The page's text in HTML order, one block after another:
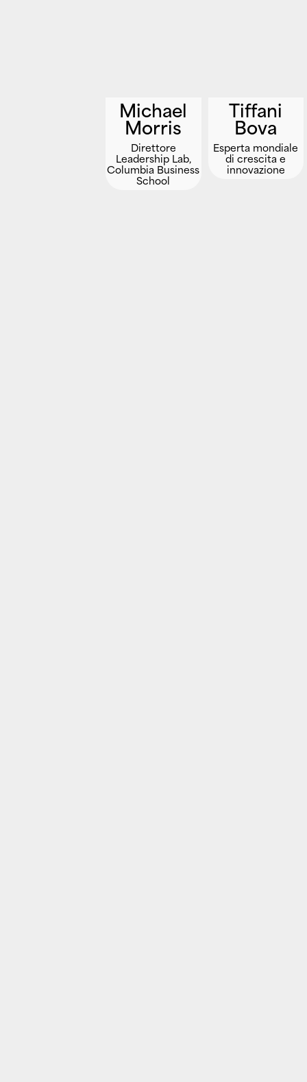
Michael
Morris
Direttore
Leadership Lab,
Columbia Business
School
Tiffani
Bova
Esperta mondiale
di crescita e
innovazione